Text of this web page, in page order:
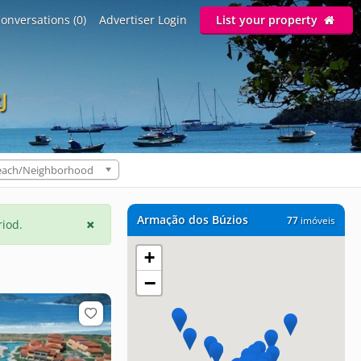
(0) Advertiser Login List your property
Neighborhood
77imóveis
Armação dos Búzios
+
−